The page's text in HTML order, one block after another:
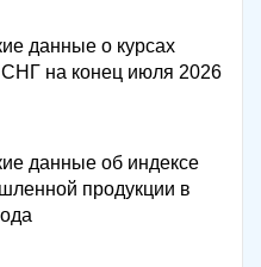
данные о курсах
на конец июля 2026
данные об индексе
продукции в